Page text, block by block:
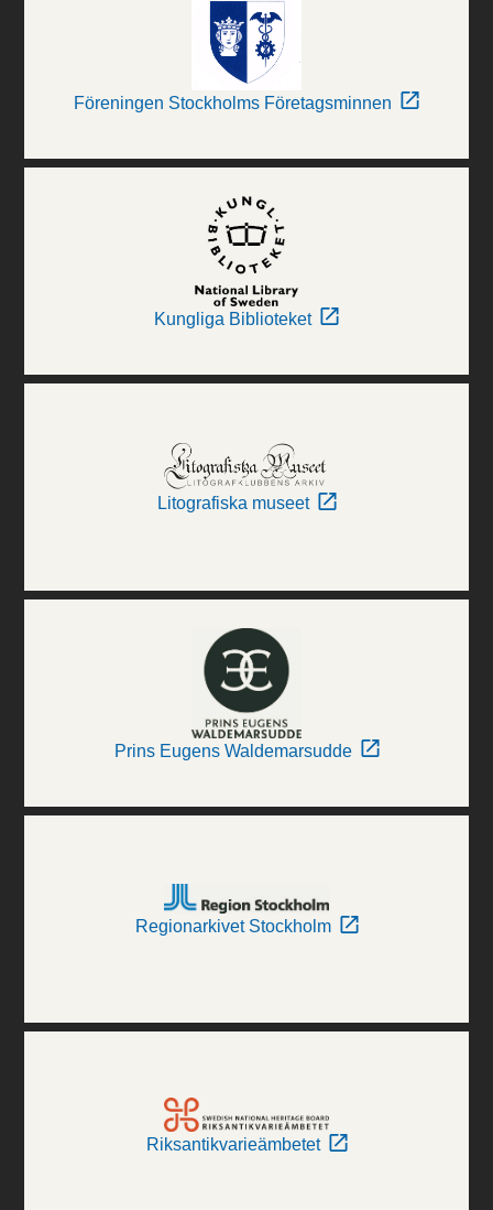
Föreningen Stockholms Företagsminnen
Kungliga Biblioteket
Litografiska museet
Prins Eugens Waldemarsudde
Regionarkivet Stockholm
Riksantikvarieämbetet